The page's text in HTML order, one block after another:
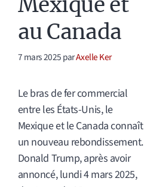
au Canada
7 mars 2025parAxelle Ker
Le bras de fer commercial
entre les États-Unis, le
Mexique et le Canada connaît
un nouveau rebondissement.
Donald Trump, après avoir
annoncé, lundi 4 mars 2025,